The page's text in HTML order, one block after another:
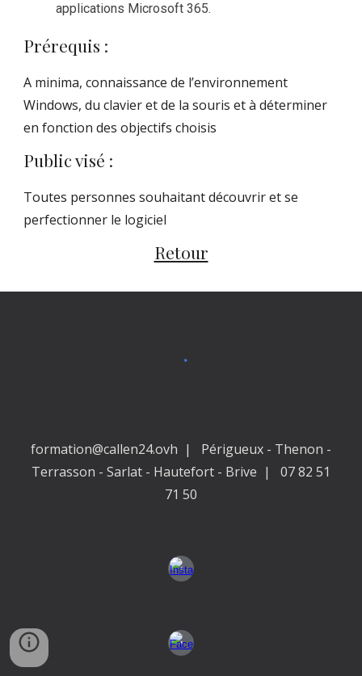
applications Microsoft 365.
Prérequis :
A minima, connaissance de l’environnement
Windows, du clavier et de la souris et à déterminer
en fonction des objectifs choisis
Public visé :
Toutes personnes souhaitant découvrir et se
perfectionner le logiciel
Retour
formation@callen24.ovh | Périgueux - Thenon -
Terrasson - Sarlat - Hautefort - Brive | 07 82 51
71 50